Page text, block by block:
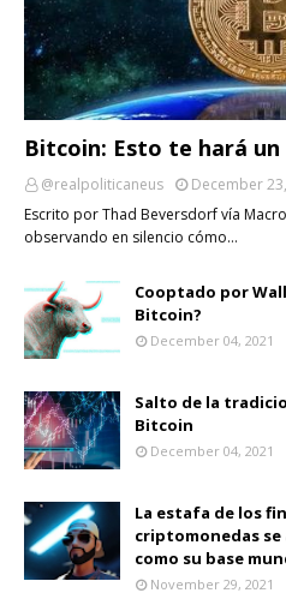
Bitcoin: Esto te hará
@realpoliticaneus
December
Escrito por Thad Beversdorf vía
observando en silencio cómo…
Cooptado por
Bitcoin?
December 04, 2021
Salto de la
Bitcoin
December 04, 2021
La estafa de los
criptomonedas se
como su base
November 29, 2021